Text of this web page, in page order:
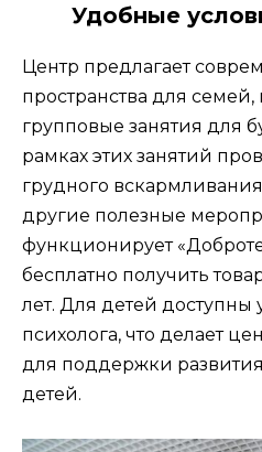
Удобные
Центр предлагает
пространства для семей,
групповые занятия для
рамках этих занятий
грудного
другие полезные
функционирует
бесплатно получить
лет. Для детей доступны
психолога, что делает
для поддержки
детей.